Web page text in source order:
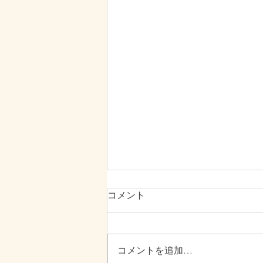
コメント
コメントを追加…